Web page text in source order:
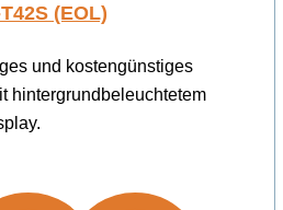
(EOL)
und kostengünstiges
hintergrundbeleuchtetem